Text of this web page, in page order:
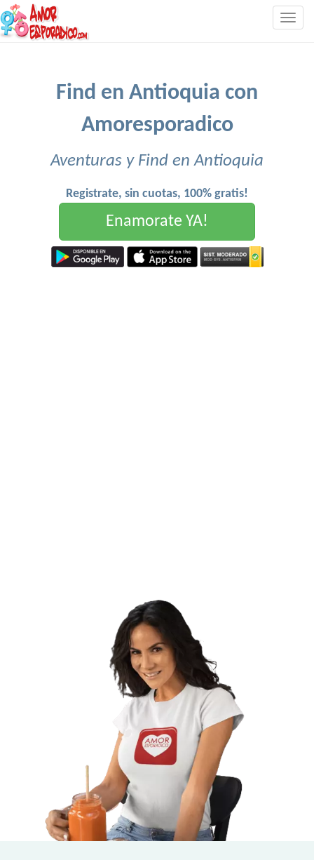
Find en Antioquia con
Amoresporadico
Aventuras y Find en Antioquia
Registrate, sin cuotas, 100% gratis!
Enamorate YA!